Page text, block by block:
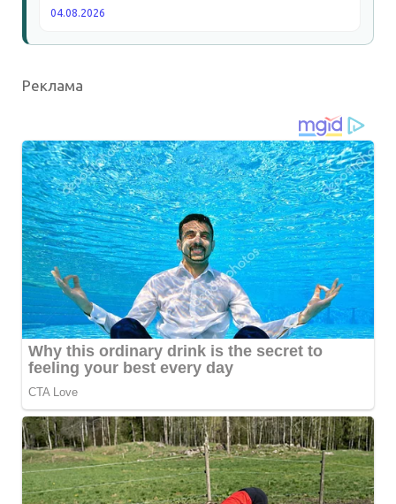
04.08.2026
Реклама